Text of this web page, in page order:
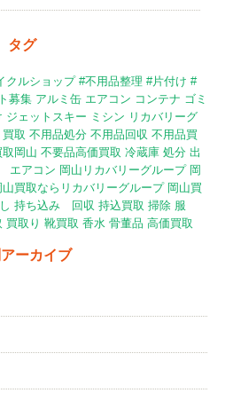
タグ
クルショップ #不用品整理 #片付け #
募集 アルミ缶 エアコン コンテナ ゴミ
ジェットスキー ミシン リカバリーグ
取 不用品処分 不用品回収 不用品買
岡山 不要品高価買取 冷蔵庫 処分 出
エアコン 岡山リカバリーグループ 岡
山買取ならリカバリーグループ 岡山買
持ち込み 回収 持込買取 掃除 服
買取り 靴買取 香水 骨董品 高価買取
ーカイブ